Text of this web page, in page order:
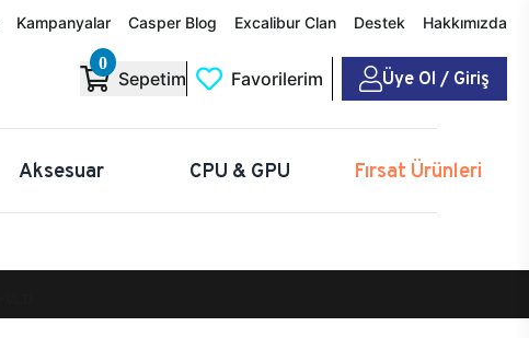
Kampanyalar Casper Blog Excalibur Clan Destek Hakkımızda
0
Sepetim Favorilerim Üye Ol / Giriş
Aksesuar CPU & GPU Fırsat Ürünleri